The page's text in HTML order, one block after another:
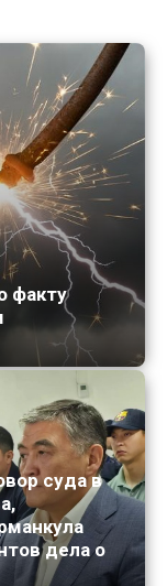
факту
суда в
дела о